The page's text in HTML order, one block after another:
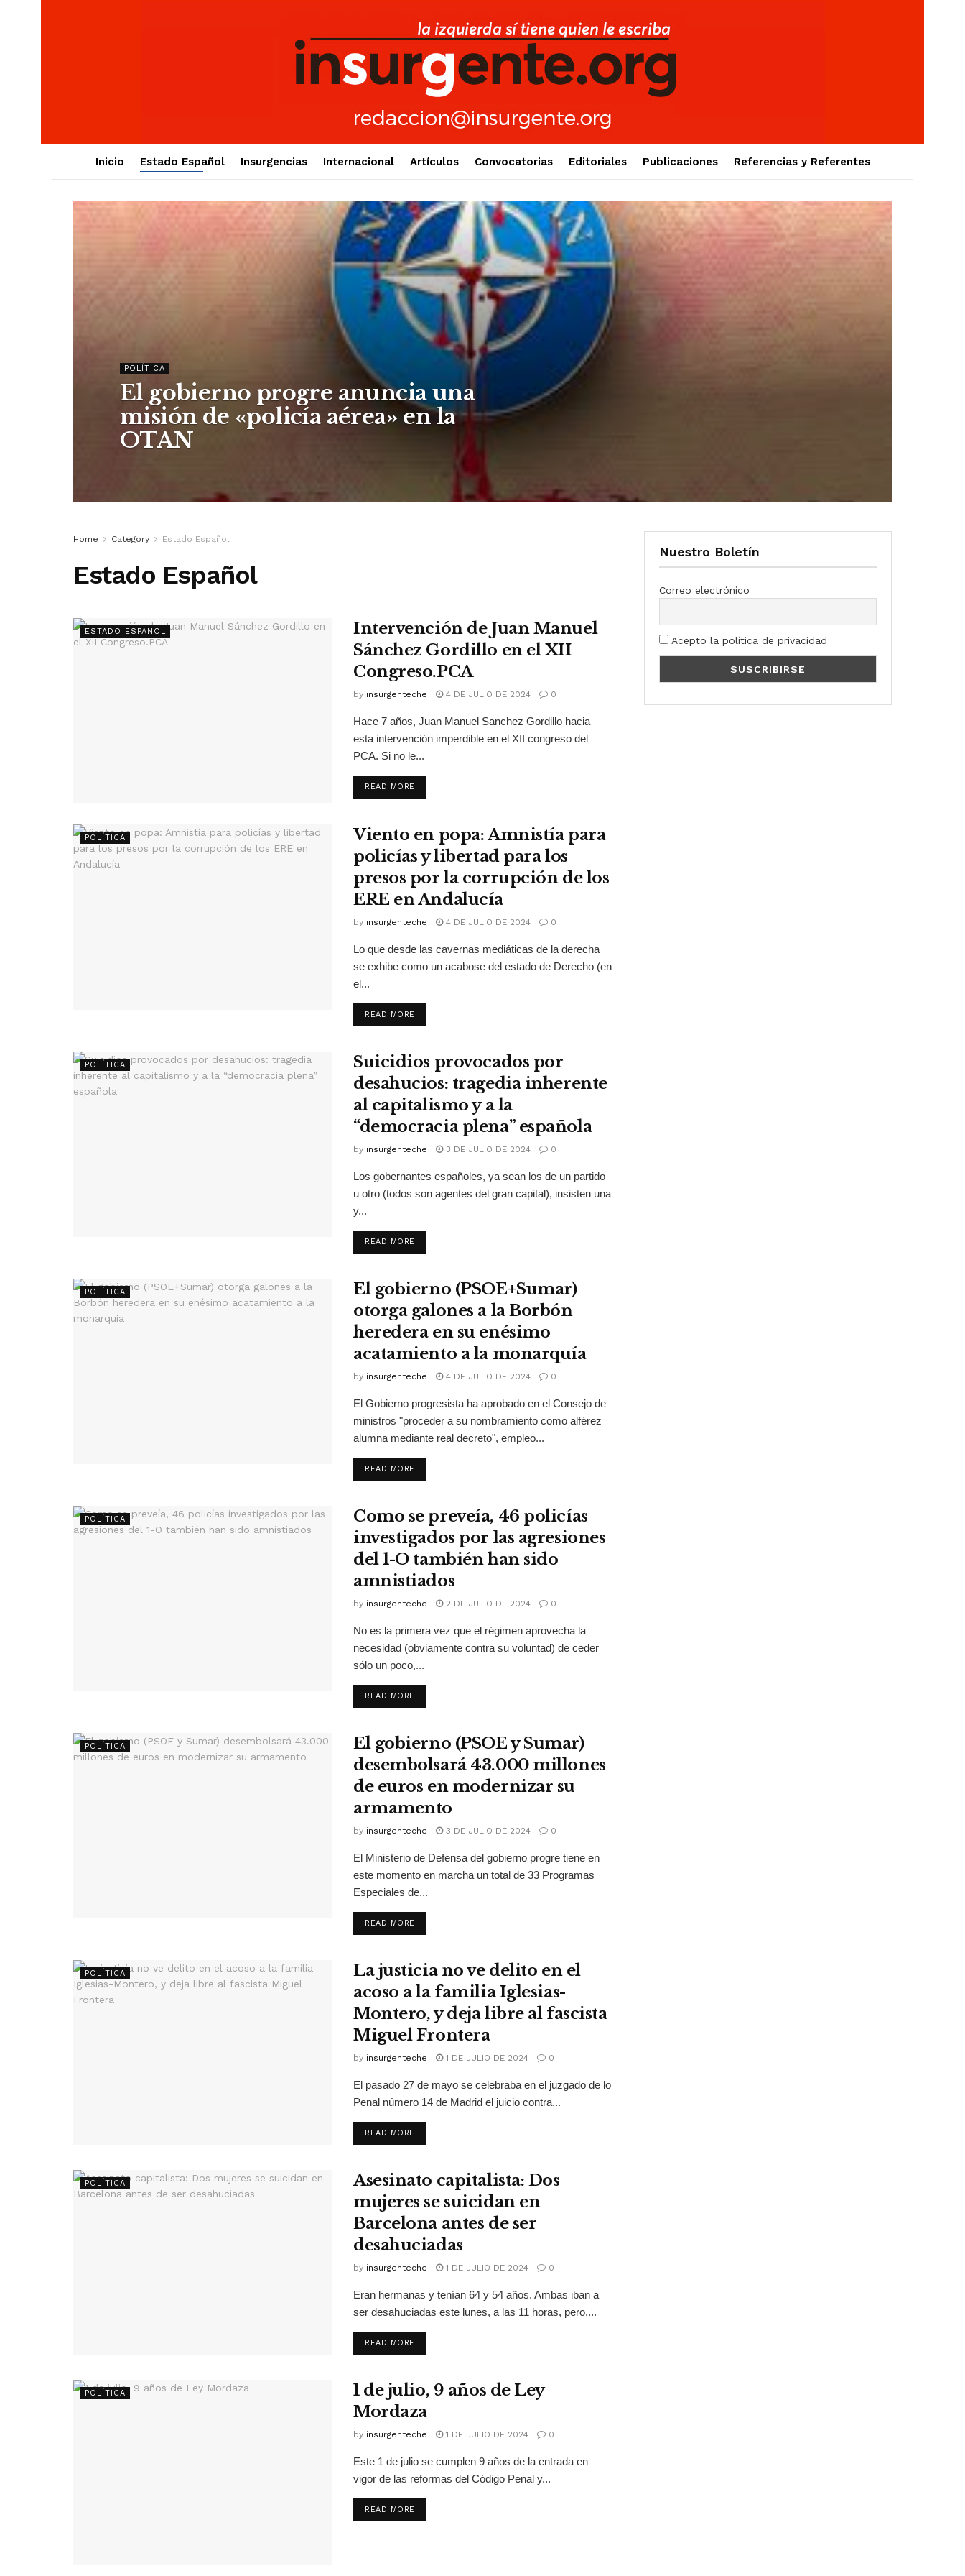
Inicio Estado Español Insurgencias Internacional Artículos Convocatorias Editoriales Publicaciones Referencias y Referentes
POLÍTICA
El gobierno progre anuncia una
misión de «policía aérea» en la
OTAN
Home Category Estado Español
Estado Español
ESTADO ESPAÑOL
Intervención de Juan Manuel
Sánchez Gordillo en el XII
Congreso.PCA
by insurgenteche 4 DE JULIO DE 2024 0
Hace 7 años, Juan Manuel Sanchez Gordillo hacia
esta intervención imperdible en el XII congreso del
PCA. Si no le...
READ MORE
POLÍTICA
Viento en popa: Amnistía para
policías y libertad para los
presos por la corrupción de los
ERE en Andalucía
by insurgenteche 4 DE JULIO DE 2024 0
Lo que desde las cavernas mediáticas de la derecha
se exhibe como un acabose del estado de Derecho (en
el...
READ MORE
POLÍTICA
Suicidios provocados por
desahucios: tragedia inherente
al capitalismo y a la
“democracia plena” española
by insurgenteche 3 DE JULIO DE 2024 0
Los gobernantes españoles, ya sean los de un partido
u otro (todos son agentes del gran capital), insisten una
y...
READ MORE
POLÍTICA
El gobierno (PSOE+Sumar)
otorga galones a la Borbón
heredera en su enésimo
acatamiento a la monarquía
by insurgenteche 4 DE JULIO DE 2024 0
El Gobierno progresista ha aprobado en el Consejo de
ministros "proceder a su nombramiento como alférez
alumna mediante real decreto", empleo...
READ MORE
POLÍTICA
Como se preveía, 46 policías
investigados por las agresiones
del 1-O también han sido
amnistiados
by insurgenteche 2 DE JULIO DE 2024 0
No es la primera vez que el régimen aprovecha la
necesidad (obviamente contra su voluntad) de ceder
sólo un poco,...
READ MORE
POLÍTICA
El gobierno (PSOE y Sumar)
desembolsará 43.000 millones
de euros en modernizar su
armamento
by insurgenteche 3 DE JULIO DE 2024 0
El Ministerio de Defensa del gobierno progre tiene en
este momento en marcha un total de 33 Programas
Especiales de...
READ MORE
POLÍTICA
La justicia no ve delito en el
acoso a la familia Iglesias-
Montero, y deja libre al fascista
Miguel Frontera
by insurgenteche 1 DE JULIO DE 2024 0
El pasado 27 de mayo se celebraba en el juzgado de lo
Penal número 14 de Madrid el juicio contra...
READ MORE
POLÍTICA
Asesinato capitalista: Dos
mujeres se suicidan en
Barcelona antes de ser
desahuciadas
by insurgenteche 1 DE JULIO DE 2024 0
Eran hermanas y tenían 64 y 54 años. Ambas iban a
ser desahuciadas este lunes, a las 11 horas, pero,...
READ MORE
POLÍTICA
1 de julio, 9 años de Ley
Mordaza
by insurgenteche 1 DE JULIO DE 2024 0
Este 1 de julio se cumplen 9 años de la entrada en
vigor de las reformas del Código Penal y...
READ MORE
Nuestro Boletín
Correo electrónico
Acepto la política de privacidad